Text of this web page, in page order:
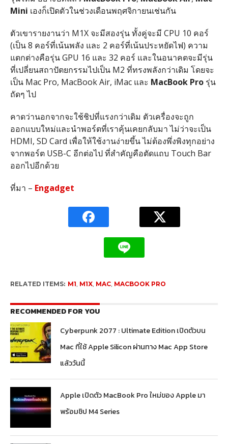
Mini เองก็เปิดตัวในช่วงเดือนพฤศจิกายนเช่นกัน
ตัวเขารายงานว่า M1X จะมีสองรุ่น ทั้งคู่จะมี CPU 10 คอร์
(เป็น 8 คอร์ที่เน้นพลัง และ 2 คอร์ที่เน้นประหยัดไฟ) ความ
แตกต่างคือรุ่น GPU 16 และ 32 คอร์ และในอนาคตจะมีรุ่น
ที่เปลี่ยนสถาปัตยกรรมไปเป็น M2 ที่ทรงพลังกว่าเดิม โดยจะ
เป็น Mac Pro, MacBook Air, iMac และ MacBook Proรุ่น
ถัดๆ ไป
คาดว่านอกจากจะใช้ชิปที่แรงกว่าเดิม ตัวเครื่องจะถูก
ออกแบบใหม่และนำพอร์ตที่เราคุ้นเคยกลับมา ไม่ว่าจะเป็น
HDMI, SD Card เพื่อให้ใช้งานง่ายขึ้น ไม่ต้องพึ่งพิงทุกอย่าง
จากพอร์ต USB-C อีกต่อไป ที่สำคัญคือตัดแถบ Touch Bar
ออกไปอีกด้วย
ที่มา – Engadget
RELATED ITEMS: M1, M1X, MAC, MACBOOK PRO
RECOMMENDED FOR YOU
Cyberpunk 2077 : Ultimate Edition เปิดตัวบน
Mac ที่ใช้ Apple Silicon ผ่านทาง Mac App Store
แล้ววันนี้
Apple เปิดตัว MacBook Pro ใหม่ของ Apple มา
พร้อมชิป M4 Series